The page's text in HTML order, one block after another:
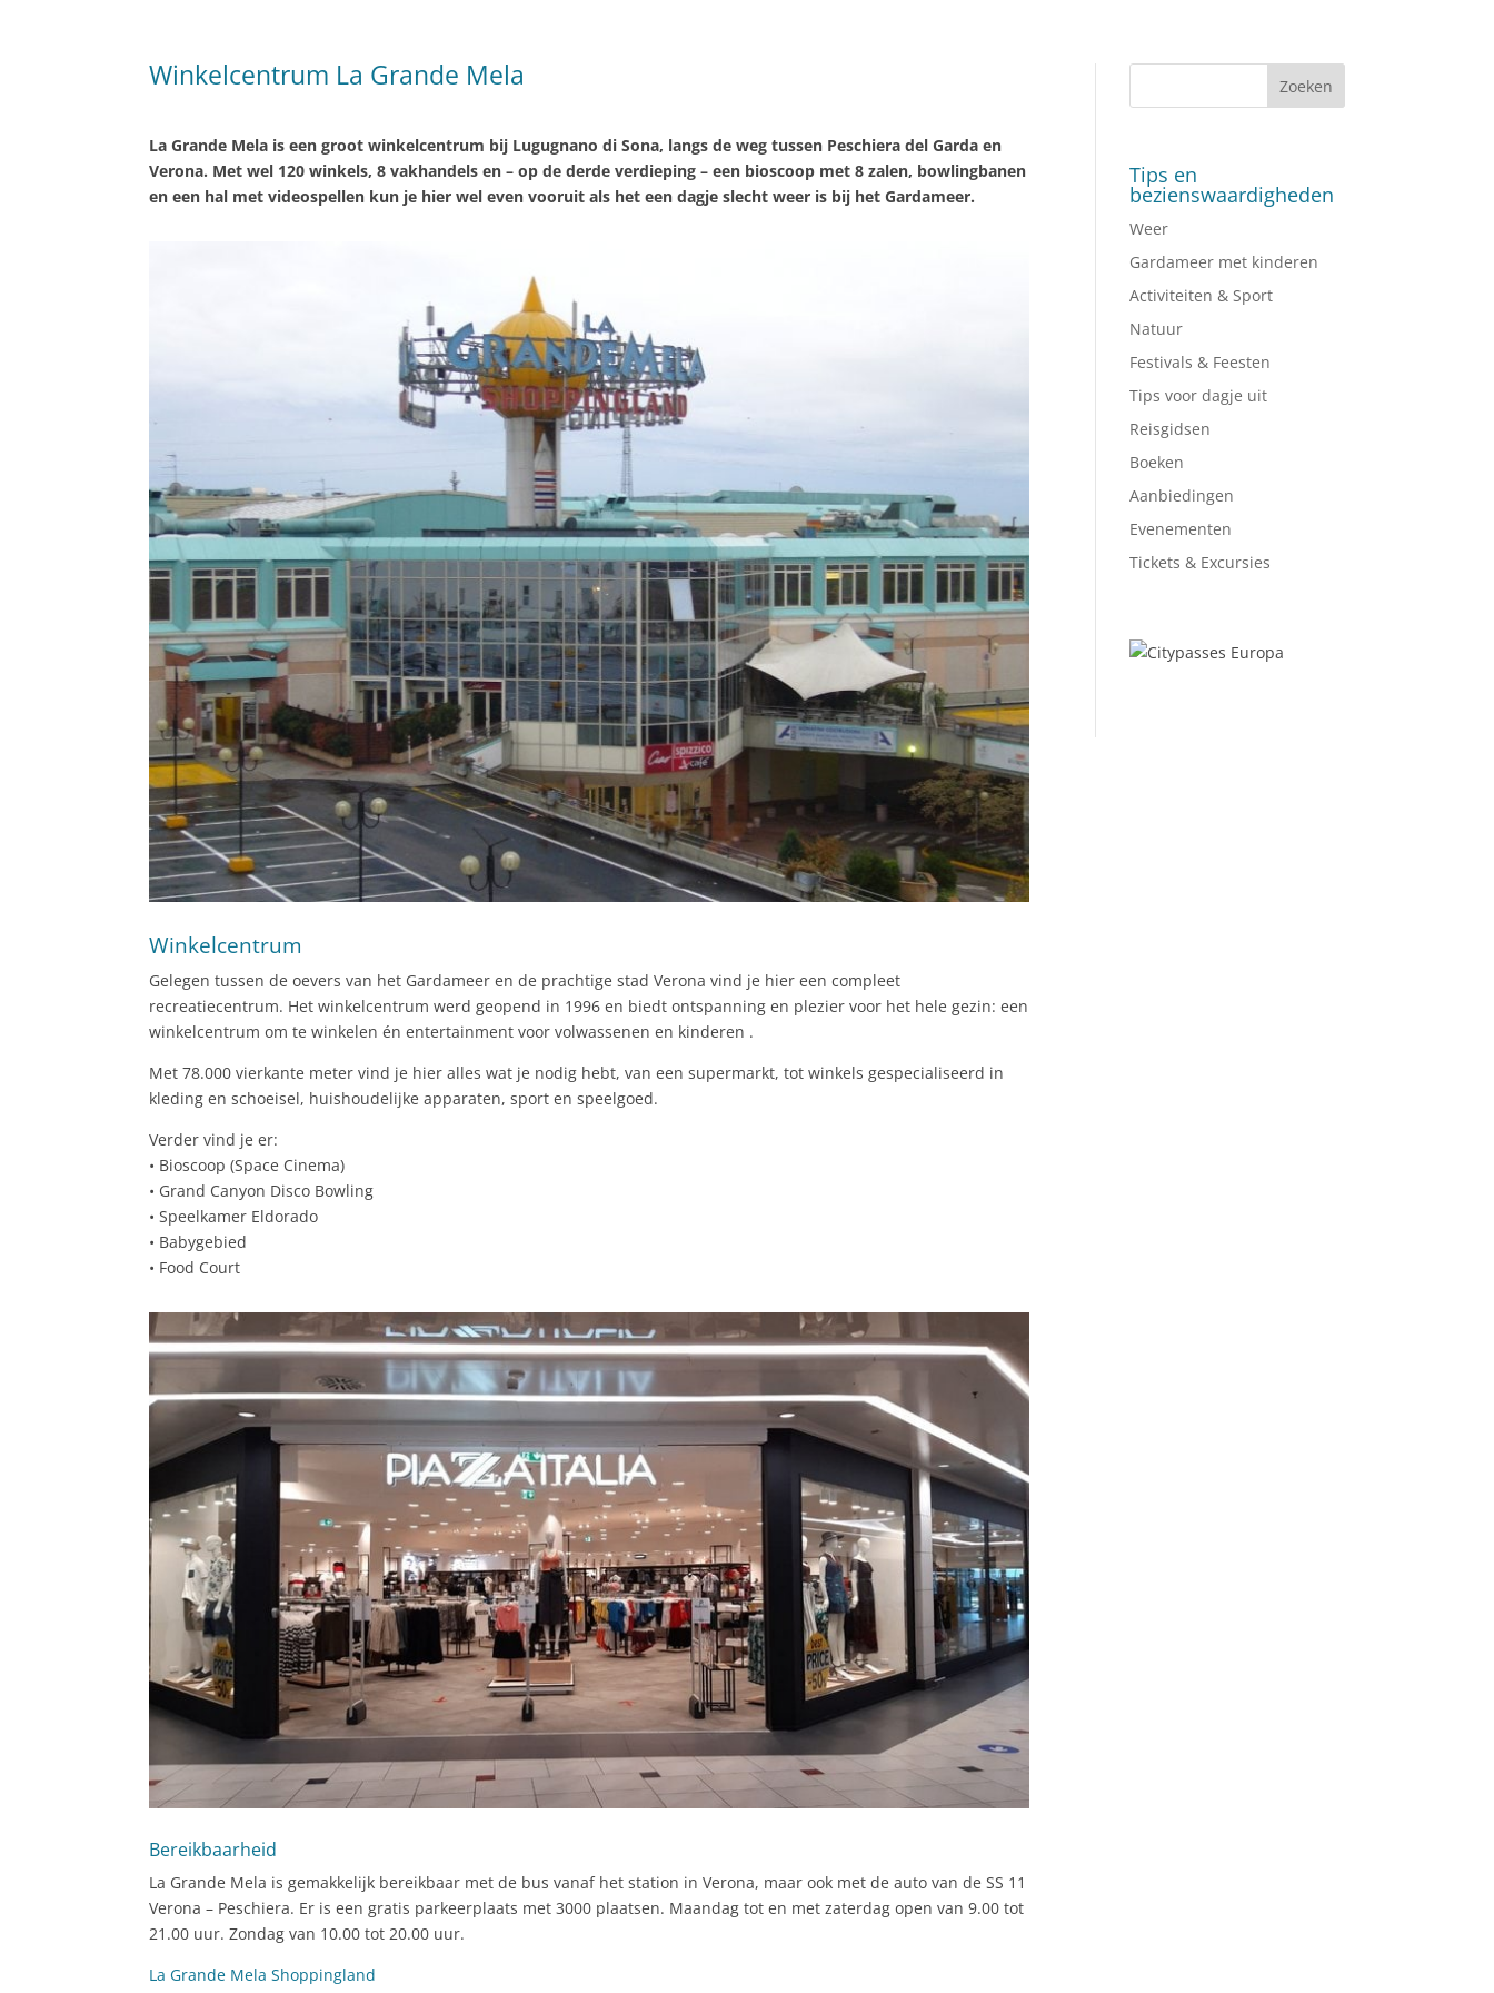
Winkelcentrum La Grande Mela
La Grande Mela is een groot winkelcentrum bij Lugugnano di Sona, langs de weg tussen Peschiera del Garda en
Verona. Met wel 120 winkels, 8 vakhandels en – op de derde verdieping – een bioscoop met 8 zalen, bowlingbanen
en een hal met videospellen kun je hier wel even vooruit als het een dagje slecht weer is bij het Gardameer.
Winkelcentrum
Gelegen tussen de oevers van het Gardameer en de prachtige stad Verona vind je hier een compleet
recreatiecentrum. Het winkelcentrum werd geopend in 1996 en biedt ontspanning en plezier voor het hele gezin: een
winkelcentrum om te winkelen én entertainment voor volwassenen en kinderen .
Met 78.000 vierkante meter vind je hier alles wat je nodig hebt, van een supermarkt, tot winkels gespecialiseerd in
kleding en schoeisel, huishoudelijke apparaten, sport en speelgoed.
Verder vind je er:
• Bioscoop (Space Cinema)
• Grand Canyon Disco Bowling
• Speelkamer Eldorado
• Babygebied
• Food Court
Bereikbaarheid
La Grande Mela is gemakkelijk bereikbaar met de bus vanaf het station in Verona, maar ook met de auto van de SS 11
Verona – Peschiera. Er is een gratis parkeerplaats met 3000 plaatsen. Maandag tot en met zaterdag open van 9.00 tot
21.00 uur. Zondag van 10.00 tot 20.00 uur.
La Grande Mela Shoppingland
Tips en
bezienswaardigheden
Weer
Gardameer met kinderen
Activiteiten & Sport
Natuur
Festivals & Feesten
Tips voor dagje uit
Reisgidsen
Boeken
Aanbiedingen
Evenementen
Tickets & Excursies